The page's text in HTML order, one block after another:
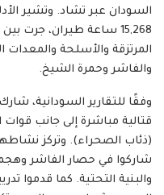
المرتزقة والأسلحة والمعدات
والفاشر وحمرة الشيخ.
وفقًا للتقارير السودانية،
قتالية مباشرة إلى جانب
(ذئاب الصحراء). وتركز
شاركوا في حصار الفاشر
والبنية التحتية. كما قدموا